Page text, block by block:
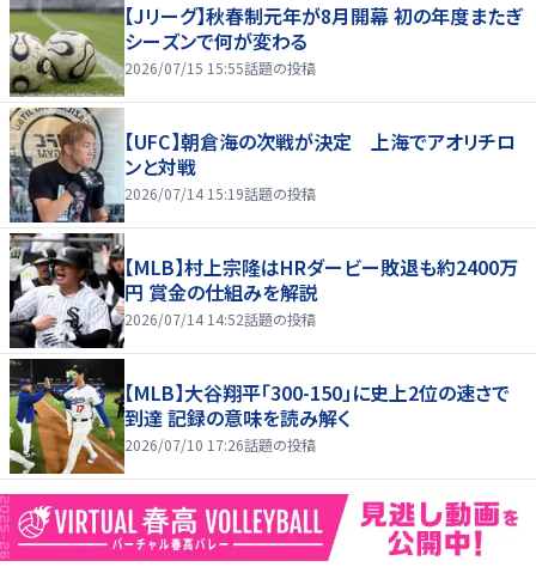
【Jリーグ】秋春制元年が8月開幕 初の年度またぎ
シーズンで何が変わる
2026/07/15 15:55話題の投稿
【UFC】朝倉海の次戦が決定 上海でアオリチロ
ンと対戦
2026/07/14 15:19話題の投稿
【MLB】村上宗隆はHRダービー敗退も約2400万
円 賞金の仕組みを解説
2026/07/14 14:52話題の投稿
【MLB】大谷翔平「300-150」に史上2位の速さで
到達 記録の意味を読み解く
2026/07/10 17:26話題の投稿